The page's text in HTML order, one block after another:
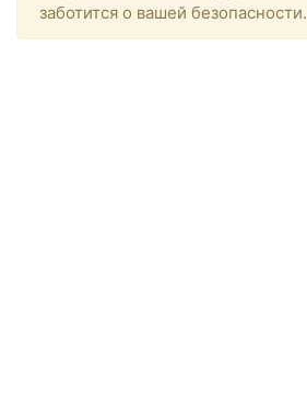
заботится о вашей безопасности.